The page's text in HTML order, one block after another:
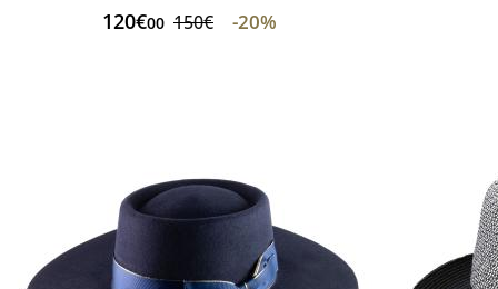
120€00 150€ -20%